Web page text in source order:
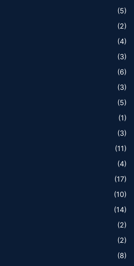
(5)
(2)
(4)
(3)
(6)
(3)
(5)
(1)
(3)
(11)
(4)
(17)
(10)
(14)
(2)
(2)
(8)